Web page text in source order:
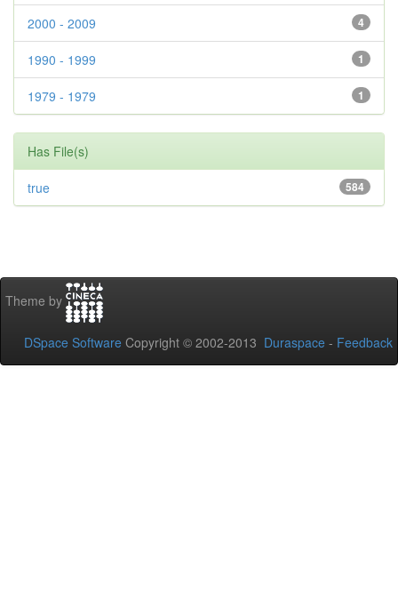
4
2000 - 2009
1
1990 - 1999
1
1979 - 1979
Has File(s)
584
true
Theme by
DSpace Software Copyright © 2002-2013 Duraspace - Feedback